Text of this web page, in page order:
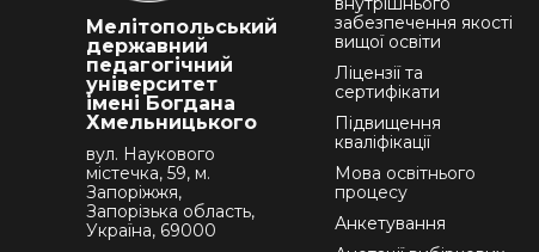
Мелітопольський
державний
педагогічний
університет
імені Богдана
Хмельницького
вул. Наукового
містечка, 59, м.
Запоріжжя,
Запорізька область,
Україна, 69000
забезпечення якості
вищої освіти
Ліцензії та
сертифікати
Підвищення
кваліфікації
Мова освітнього
процесу
Анкетування